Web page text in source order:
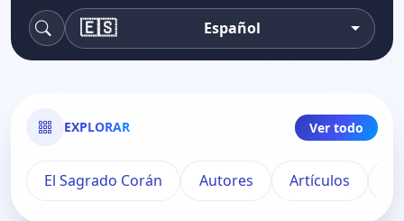
buscar🇪🇸 Español
EXPLORAR Ver todo
El Sagrado Corán Autores Artículos